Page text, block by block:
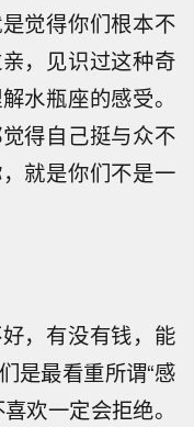
觉得你们根本不
，见识过这种奇
水瓶座的感受。
得自己挺与众不
就是你们不是一
，有没有钱，能
是最看重所谓“感
欢一定会拒绝。